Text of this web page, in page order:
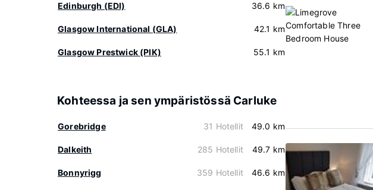
Edinburgh (EDI) 36.6 km
Glasgow International (GLA) 42.1 km
Glasgow Prestwick (PIK) 55.1 km
Kohteessa ja sen ympäristössä Carluke
Gorebridge 31 Hotellit 49.0 km
Dalkeith 285 Hotellit 49.7 km
Bonnyrigg 359 Hotellit 46.6 km